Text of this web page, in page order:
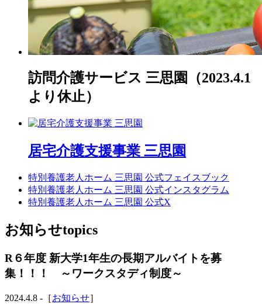
訪問介護サービス 三思園（2023.4.1
より休止）
居宅介護支援事業 三思園
特別養護老人ホーム 三思園 公式フェイスブック
特別養護老人ホーム 三思園 公式インスタグラム
特別養護老人ホーム 三思園 公式X
お知らせtopics
R６年度 新大学1年生の長期アルバイトを募
集！！！ ～ワークスタディ制度～
2024.4.8 -［お知らせ］